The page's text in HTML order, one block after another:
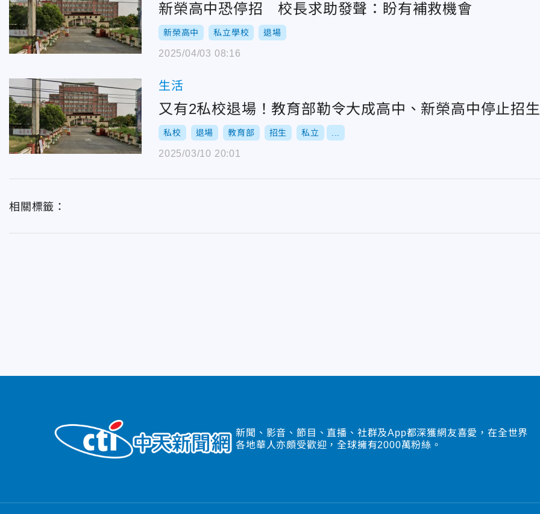
新榮高中恐停招 校長求助發聲：盼有補救機會
新榮高中 私立學校 退場
2025/04/03 08:16
生活
又有2私校退場！教育部勒令大成高中、新榮高中停止招生
私校 退場 教育部 招生 私立
2025/03/10 20:01
相關標籤：
新聞、影音、節目、直播、社群及App都深獲網友喜愛，在全世界
各地華人亦頗受歡迎，全球擁有2000萬粉絲。